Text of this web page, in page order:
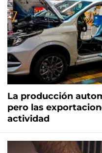
La producción
pero las
actividad